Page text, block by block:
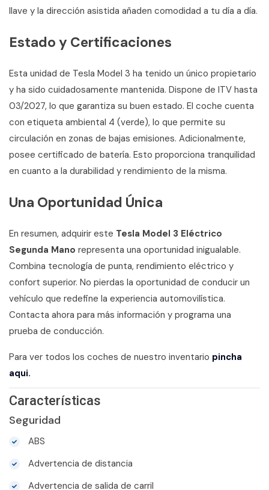
llave y la dirección asistida añaden comodidad a tu día a día.
Estado y Certificaciones
Esta unidad de Tesla Model 3 ha tenido un único propietario
y ha sido cuidadosamente mantenida. Dispone de ITV hasta
03/2027, lo que garantiza su buen estado. El coche cuenta
con etiqueta ambiental 4 (verde), lo que permite su
circulación en zonas de bajas emisiones. Adicionalmente,
posee certificado de batería. Esto proporciona tranquilidad
en cuanto a la durabilidad y rendimiento de la misma.
Una Oportunidad Única
En resumen, adquirir este Tesla Model 3 Eléctrico
Segunda Mano representa una oportunidad inigualable.
Combina tecnología de punta, rendimiento eléctrico y
confort superior. No pierdas la oportunidad de conducir un
vehículo que redefine la experiencia automovilística.
Contacta ahora para más información y programa una
prueba de conducción.
Para ver todos los coches de nuestro inventario pincha
aqui.
Características
Seguridad
ABS
Advertencia de distancia
Advertencia de salida de carril